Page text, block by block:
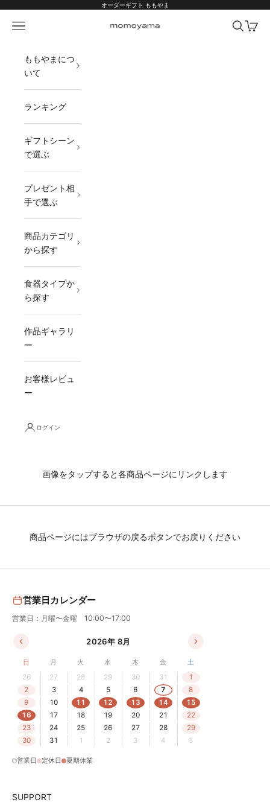
オーダーギフト ももやま
オーダーギフト ももやま 本店
メニュー 検索カート
ももやまにつ
いて
ランキング
ギフトシーン
で選ぶ
プレゼント相
手で選ぶ
商品カテゴリ
から探す
食器タイプか
ら探す
作品ギャラリ
ー
お客様レビュ
ー
ログイン
画像をタップすると各商品ページにリンクします
商品ページにはブラウザの戻るボタンでお戻りください
営業日カレンダー
営業日：月曜〜金曜 10:00〜17:00
2026年 8月
日 月 火 水 木 金
土
26
27 28 29 30 31
1
2
3 4 5 6 7
8
9
10 11 12 13 14
15
16
17 18 19 20 21
22
23
24 25 26 27 28
29
30
31 1 2 3 4 5
営業日 定休日 夏期休業
SUPPORT